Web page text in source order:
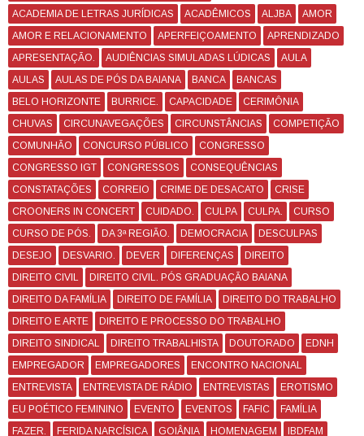
ACADEMIA DE LETRAS JURÍDICAS
ACADÊMICOS ALJBA
AMOR
AMOR E RELACIONAMENTO
APERFEIÇOAMENTO
APRENDIZADO
APRESENTAÇÃO.
AUDIÊNCIAS SIMULADAS LÚDICAS
AULA
AULAS
AULAS DE PÓS DA BAIANA BANCA
BANCAS
BELO HORIZONTE
BURRICE. CAPACIDADE
CERIMÔNIA
CHUVAS
CIRCUNAVEGAÇÕES CIRCUNSTÂNCIAS
COMPETIÇÃO
COMUNHÃO
CONCURSO PÚBLICO
CONGRESSO
CONGRESSO IGT
CONGRESSOS
CONSEQUÊNCIAS
CONSTATAÇÕES
CORREIO CRIME DE DESACATO
CRISE
CROONERS IN CONCERT
CUIDADO. CULPA CULPA.
CURSO
CURSO DE PÓS.
DA 3ª REGIÃO. DEMOCRACIA
DESCULPAS
DESEJO
DESVARIO. DEVER DIFERENÇAS
DIREITO
DIREITO CIVIL
DIREITO CIVIL. PÓS GRADUAÇÃO BAIANA
DIREITO DA FAMÍLIA
DIREITO DE FAMÍLIA
DIREITO DO TRABALHO
DIREITO E ARTE
DIREITO E PROCESSO DO TRABALHO
DIREITO SINDICAL
DIREITO TRABALHISTA DOUTORADO
EDNH
EMPREGADOR
EMPREGADORES
ENCONTRO NACIONAL
ENTREVISTA
ENTREVISTA DE RÁDIO ENTREVISTAS
EROTISMO
EU POÉTICO FEMININO
EVENTO EVENTOS FAFIC
FAMÍLIA
FAZER.
FERIDA NARCÍSICA GOIÂNIA HOMENAGEM
IBDFAM